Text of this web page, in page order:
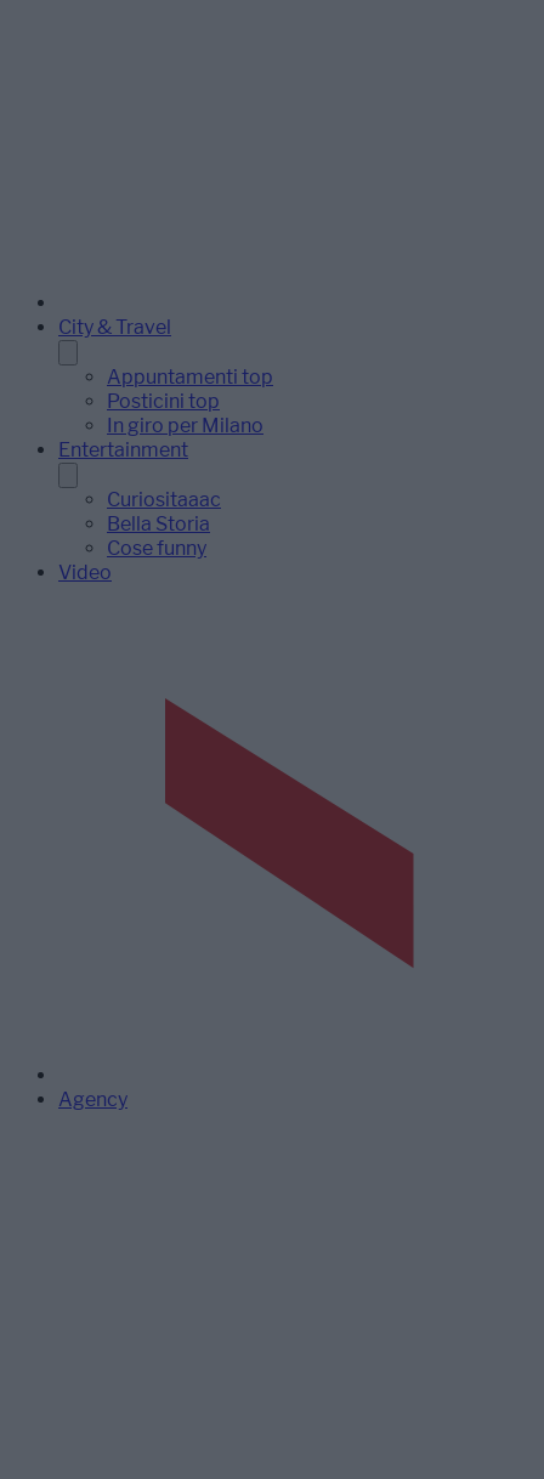
City & Travel
Appuntamenti top
Posticini top
In giro per Milano
Entertainment
Curiositaaac
Bella Storia
Cose funny
Video
Agency